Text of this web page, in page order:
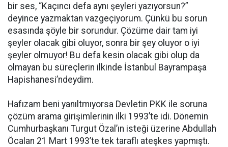
bir ses, “Kaçıncı defa aynı şeyleri yazıyorsun?”
deyince yazmaktan vazgeçiyorum. Çünkü bu sorun
esasında şöyle bir sorundur. Çözüme dair tam iyi
şeyler olacak gibi oluyor, sonra bir şey oluyor o iyi
şeyler olmuyor! Bu defa kesin olacak gibi olup da
olmayan bu süreçlerin ilkinde İstanbul Bayrampaşa
Hapishanesi’ndeydim.
Hafızam beni yanıltmıyorsa Devletin PKK ile soruna
çözüm arama girişimlerinin ilki 1993’te idi. Dönemin
Cumhurbaşkanı Turgut Özal’ın isteği üzerine Abdullah
Öcalan 21 Mart 1993’te tek taraflı ateşkes yapmıştı.